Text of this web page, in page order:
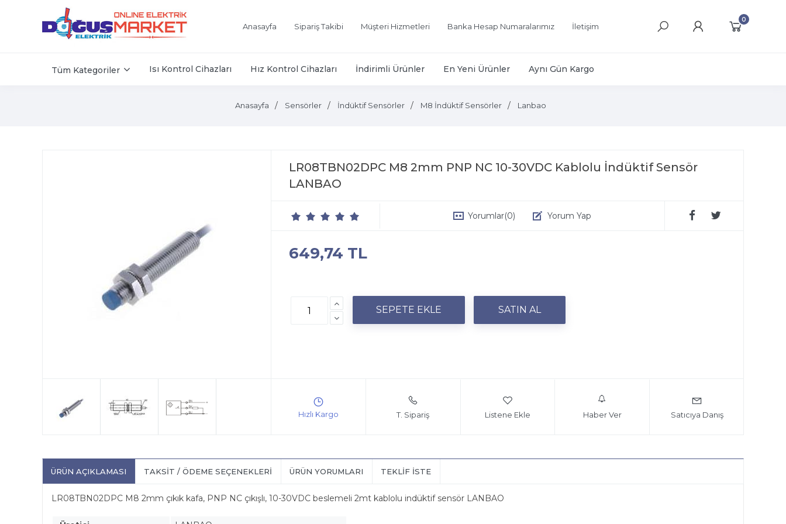
Anasayfa Sipariş Takibi Müşteri Hizmetleri Banka Hesap Numaralarımız İletişim
0
Tüm Kategoriler Isı Kontrol Cihazları Hız Kontrol Cihazları İndirimli Ürünler En Yeni Ürünler Aynı Gün Kargo
Anasayfa Sensörler İndüktif Sensörler M8 İndüktif Sensörler Lanbao
LR08TBN02DPC M8 2mm PNP NC 10-30VDC Kablolu İndüktif Sensör
LANBAO
Yorumlar(0) Yorum Yap
649,74 TL
T. Sipariş Listene Ekle Haber Ver Satıcıya Danış
ÜRÜN AÇIKLAMASI TAKSIT / ÖDEME SEÇENEKLERI ÜRÜN YORUMLARI TEKLIF İSTE
LR08TBN02DPC M8 2mm çıkık kafa, PNP NC çıkışlı, 10-30VDC beslemeli 2mt kablolu indüktif sensör LANBAO